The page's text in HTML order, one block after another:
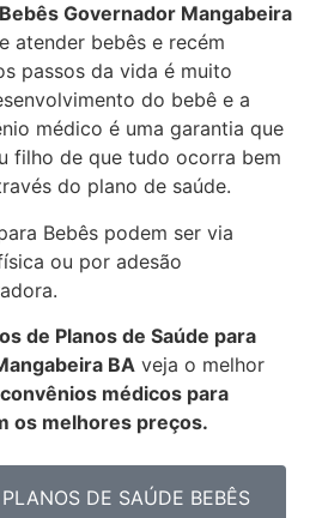
Governador Mangabeira
atender bebês e recém
passos da vida é muito
do bebê e a
médico é uma garantia que
filho de que tudo ocorra bem
do plano de saúde.
Bebês podem ser via
ou por adesão
de Planos de Saúde para
BA veja o melhor
convênios médicos para
os melhores preços.
DE SAÚDE BEBÊS